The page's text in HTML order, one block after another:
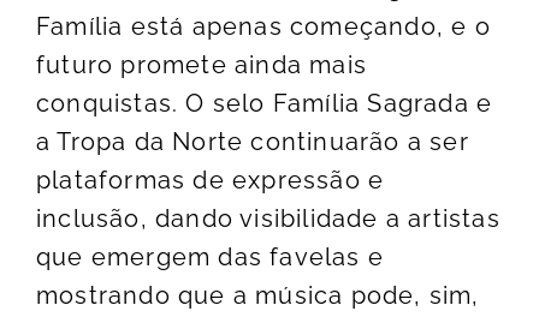
Família está apenas começando, e o
futuro promete ainda mais
conquistas. O selo Família Sagrada e
a Tropa da Norte continuarão a ser
plataformas de expressão e
inclusão, dando visibilidade a artistas
que emergem das favelas e
mostrando que a música pode, sim,